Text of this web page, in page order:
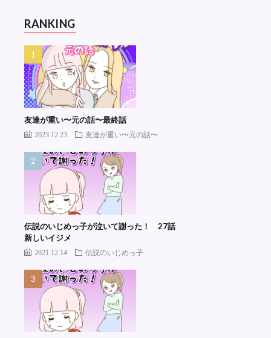
RANKING
友達が重い〜元の話〜最終話
2023.12.23 友達が重い〜元の話〜
伝説のいじめっ子が泣いて謝った！ 27話
新しいイジメ
2021.12.14 伝説のいじめっ子